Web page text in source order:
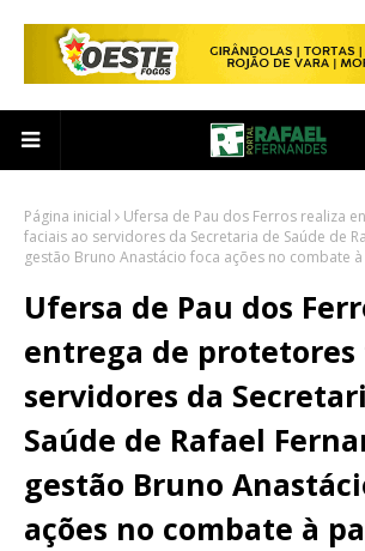
Página inicial
Ufersa de Pau dos Ferros realiza
faciais ao servidores da Secretaria de Saúde de
gestão Bruno Anastácio foca ações no combate
Ufersa de Pau dos
entrega de protetores
servidores da
Saúde de Rafael
gestão Bruno
ações no combate à